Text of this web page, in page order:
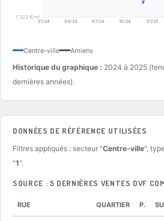
1 322 €/m²
01/24 04/24 07/24 10/24 01/25
Centre-ville Amiens
Historique du graphique : 2024 à 2025
dernières années).
DONNÉES DE RÉFÉRENCE UTILISÉES
Filtres appliqués : secteur "Centre-ville",
"1".
SOURCE : 5 DERNIÈRES VENTES DVF
RUE QUARTIER P.